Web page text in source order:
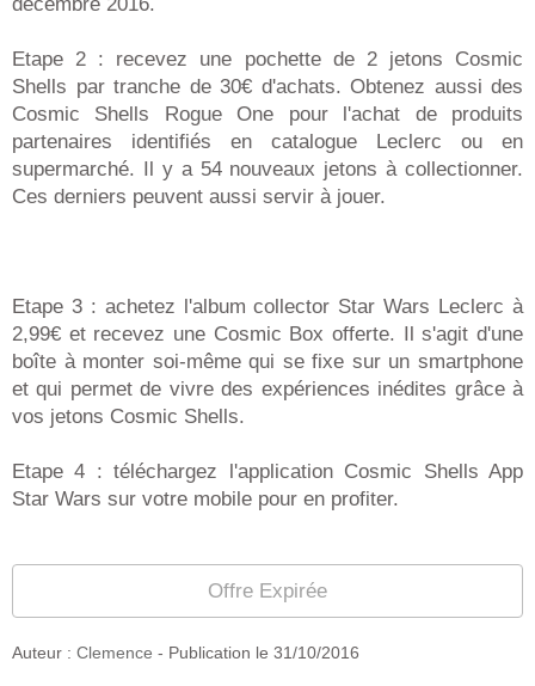
Etape 2 : recevez une pochette de 2 jetons Cosmic
Shells par tranche de 30€ d'achats. Obtenez aussi des
Cosmic Shells Rogue One pour l'achat de produits
partenaires identifiés en catalogue Leclerc ou en
supermarché. Il y a 54 nouveaux jetons à collectionner.
Ces derniers peuvent aussi servir à jouer.
Etape 3 : achetez l'album collector Star Wars Leclerc à
2,99€ et recevez une Cosmic Box offerte. Il s'agit d'une
boîte à monter soi-même qui se fixe sur un smartphone
et qui permet de vivre des expériences inédites grâce à
vos jetons Cosmic Shells.
Etape 4 : téléchargez l'application Cosmic Shells App
Star Wars sur votre mobile pour en profiter.
Offre Expirée
Auteur : Clemence - Publication le 31/10/2016